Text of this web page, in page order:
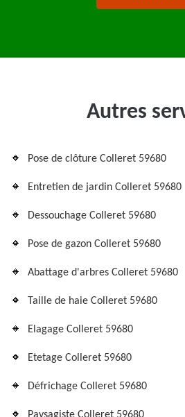
Autres
Pose de clôture Colleret 59680
Entretien de jardin Colleret 59680
Dessouchage Colleret 59680
Pose de gazon Colleret 59680
Abattage d'arbres Colleret 59680
Taille de haie Colleret 59680
Elagage Colleret 59680
Etetage Colleret 59680
Défrichage Colleret 59680